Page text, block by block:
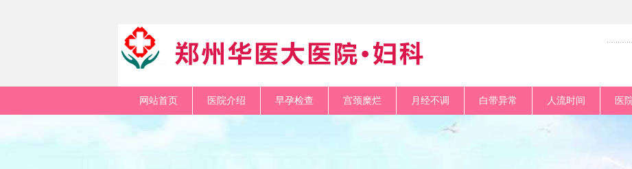
网站首页 医院介绍 早孕检查 宫颈糜烂 月经不调 白带异常 人流时间 医